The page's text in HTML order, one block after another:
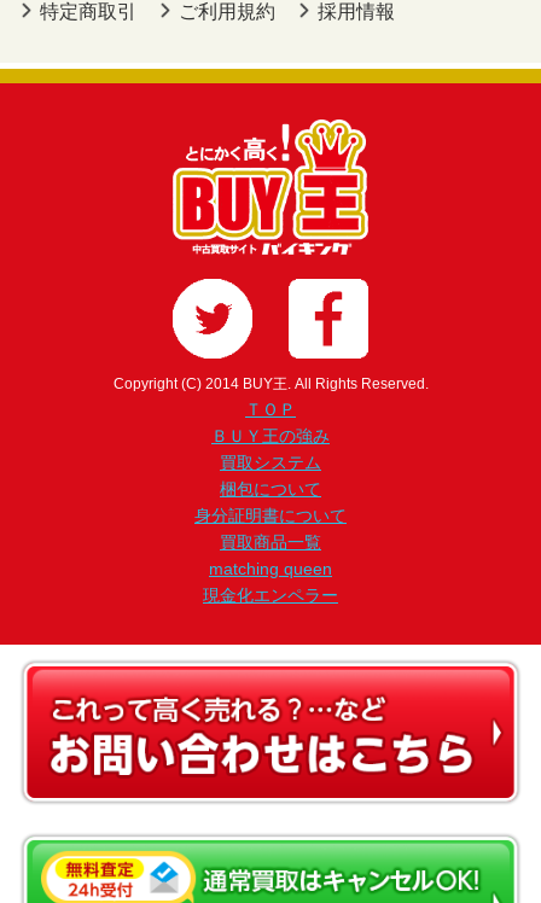
特定商取引 ご利用規約 採用情報
Copyright (C) 2014 BUY王. All Rights Reserved.
ＴＯＰ
ＢＵＹ王の強み
買取システム
梱包について
身分証明書について
買取商品一覧
matching queen
現金化エンペラー